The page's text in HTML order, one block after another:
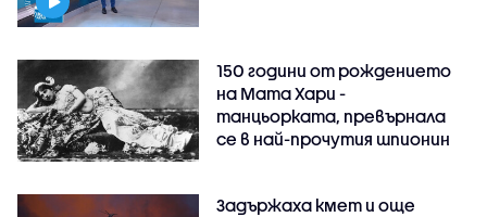
150 години от рождението
на Мата Хари -
танцьорката, превърнала
се в най-прочутия шпионин
Задържаха кмет и още